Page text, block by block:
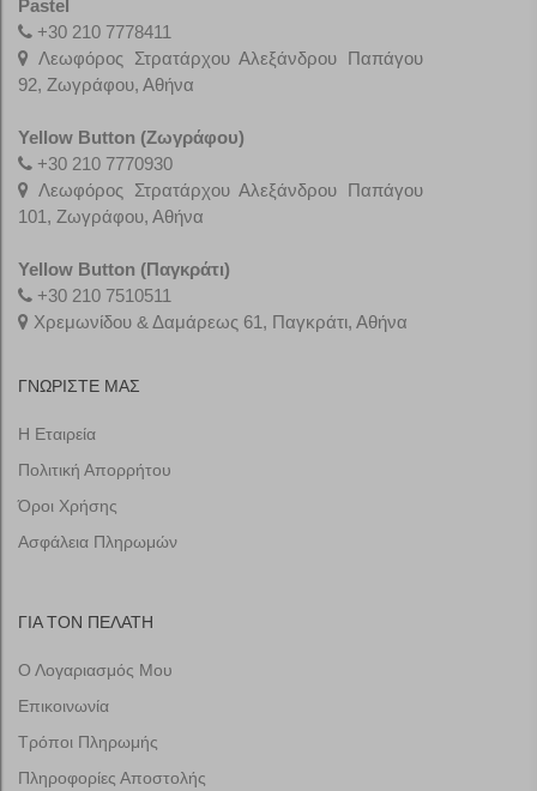
Pastel
+30 210 7778411
Λεωφόρος Στρατάρχου Αλεξάνδρου Παπάγου
92, Ζωγράφου, Αθήνα
Yellow Button (Ζωγράφου)
+30 210 7770930
Λεωφόρος Στρατάρχου Αλεξάνδρου Παπάγου
101, Ζωγράφου, Αθήνα
Yellow Button (Παγκράτι)
+30 210 7510511
Χρεμωνίδου & Δαμάρεως 61, Παγκράτι, Αθήνα
ΓΝΩΡΙΣΤΕ ΜΑΣ
Η Εταιρεία
Πολιτική Απορρήτου
Όροι Χρήσης
Ασφάλεια Πληρωμών
ΓΙΑ ΤΟΝ ΠΕΛΑΤΗ
Ο Λογαριασμός Μου
Επικοινωνία
Τρόποι Πληρωμής
Πληροφορίες Αποστολής